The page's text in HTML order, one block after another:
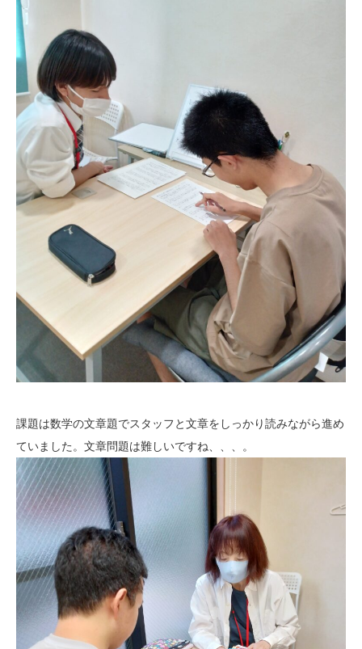
課題は数学の文章題でスタッフと文章をしっかり読みながら進め
ていました。文章問題は難しいですね、、、。